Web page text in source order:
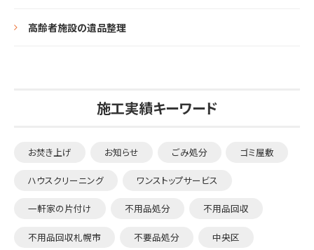
高齢者施設の遺品整理
施工実績キーワード
お焚き上げ お知らせ ごみ処分 ゴミ屋敷
ハウスクリーニング ワンストップサービス
一軒家の片付け 不用品処分 不用品回収
不用品回収札幌市 不要品処分 中央区